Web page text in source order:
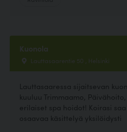
Kuonola
Lauttasaarentie 50 , Helsinki
Lauttasaaressa sijaitsevan
kuuluu Trimmaamo,
erilaiset spa hoidot! Koirasi
osaavaa käsittelyä yksilöidysti